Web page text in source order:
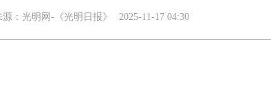
源： 光明网-《光明日报》 2025-11-17 04:30